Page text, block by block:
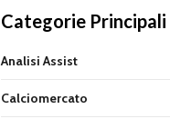
Categorie Principali
Analisi Assist
Calciomercato